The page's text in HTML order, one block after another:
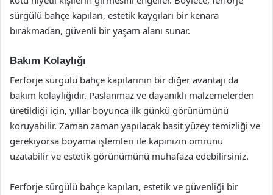
sürgülü bahçe kapıları, estetik kaygıları bir kenara
bırakmadan, güvenli bir yaşam alanı sunar.
Bakım Kolaylığı
Ferforje sürgülü bahçe kapılarının bir diğer avantajı da
bakım kolaylığıdır. Paslanmaz ve dayanıklı malzemelerden
üretildiği için, yıllar boyunca ilk günkü görünümünü
koruyabilir. Zaman zaman yapılacak basit yüzey temizliği ve
gerekiyorsa boyama işlemleri ile kapınızın ömrünü
uzatabilir ve estetik görünümünü muhafaza edebilirsiniz.
Ferforje sürgülü bahçe kapıları, estetik ve güvenliği bir